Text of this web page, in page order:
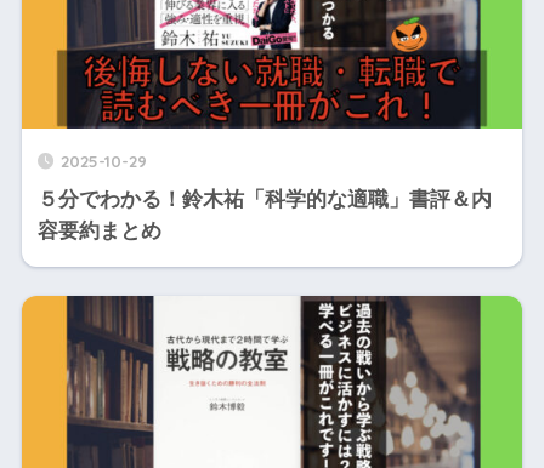
2025-10-29
５分でわかる！鈴木祐「科学的な適職」書評＆内
容要約まとめ